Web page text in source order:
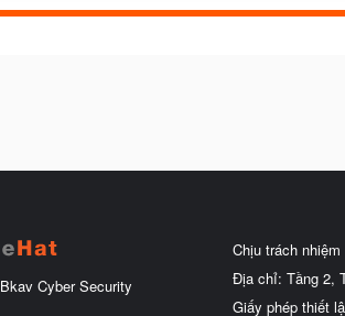
Bkav Cyber Security
Chịu trách
Địa chỉ: Tầng 2,
Giấy phép thiết